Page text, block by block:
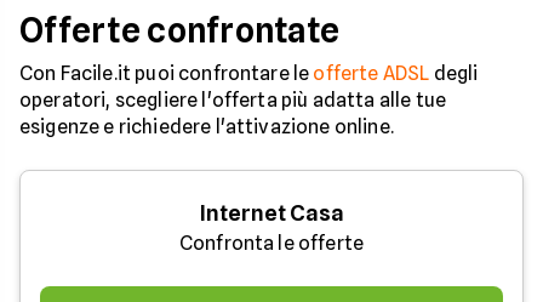
Offerte confrontate
Con Facile.it puoi confrontare le offerte ADSL degli
operatori, scegliere l'offerta più adatta alle tue
esigenze e richiedere l'attivazione online.
Internet Casa
Confronta le offerte